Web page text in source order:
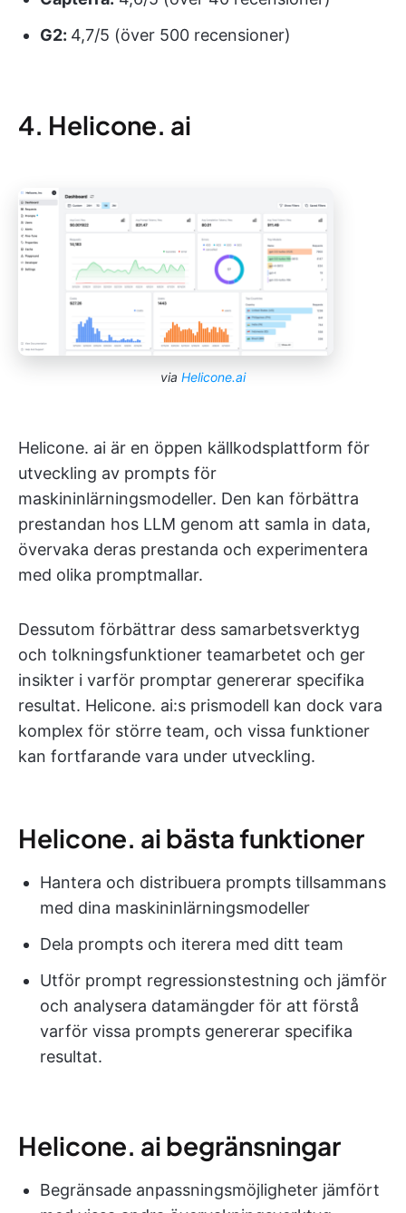
G2: 4,7/5 (över 500 recensioner)
4. Helicone. ai
via Helicone.ai
Helicone. ai är en öppen källkodsplattform för
utveckling av prompts för
maskininlärningsmodeller. Den kan förbättra
prestandan hos LLM genom att samla in data,
övervaka deras prestanda och experimentera
med olika promptmallar.
Dessutom förbättrar dess samarbetsverktyg
och tolkningsfunktioner teamarbetet och ger
insikter i varför promptar genererar specifika
resultat. Helicone. ai:s prismodell kan dock vara
komplex för större team, och vissa funktioner
kan fortfarande vara under utveckling.
Helicone. ai bästa funktioner
Hantera och distribuera prompts tillsammans
med dina maskininlärningsmodeller
Dela prompts och iterera med ditt team
Utför prompt regressionstestning och jämför
och analysera datamängder för att förstå
varför vissa prompts genererar specifika
resultat.
Helicone. ai begränsningar
Begränsade anpassningsmöjligheter jämfört